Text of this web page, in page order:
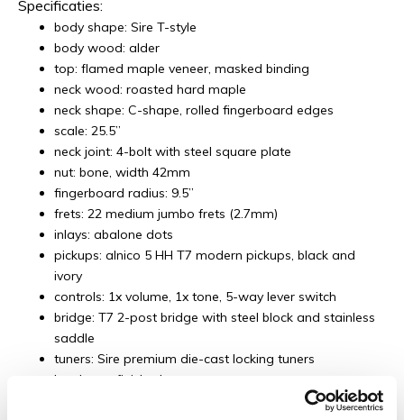
Specificaties:
body shape: Sire T-style
body wood: alder
top: flamed maple veneer, masked binding
neck wood: roasted hard maple
neck shape: C-shape, rolled fingerboard edges
scale: 25.5”
neck joint: 4-bolt with steel square plate
nut: bone, width 42mm
fingerboard radius: 9.5”
frets: 22 medium jumbo frets (2.7mm)
inlays: abalone dots
pickups: alnico 5 HH T7 modern pickups, black and
ivory
controls: 1x volume, 1x tone, 5-way lever switch
bridge: T7 2-post bridge with steel block and stainless
saddle
tuners: Sire premium die-cast locking tuners
hardware finish: chrome